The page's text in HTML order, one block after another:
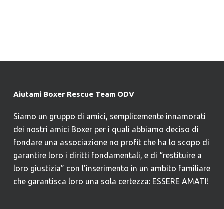
Aiutami Boxer Rescue Team ODV
Siamo un gruppo di amici, semplicemente innamorati
dei nostri amici Boxer per i quali abbiamo deciso di
fondare una associazione no profit che ha lo scopo di
garantire loro i diritti fondamentali, e di “restituire a
loro giustizia” con l’inserimento in un ambito familiare
che garantisca loro una sola certezza: ESSERE AMATI!